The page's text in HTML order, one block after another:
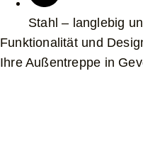
Stahl – langlebig
Funktionalität und
Ihre Außentreppe in